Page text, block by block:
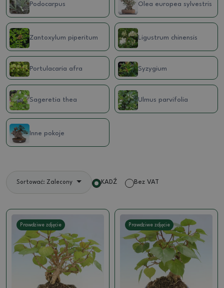
Podocarpus Olea europea sylvestris
Zantoxylum piperitum Ligustrum chinensis
Portulacaria afra Syzygium
Sageretia thea Ulmus parvifolia
Inne pokoje
Sortować: Zalecony KADŹ Bez VAT
Prawdziwe zdjęcie Prawdziwe zdjęcie